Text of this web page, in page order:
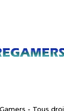
- Tous